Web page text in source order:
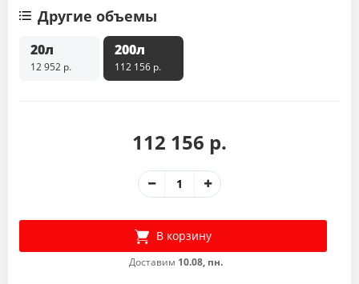
Другие объемы
20л
12 952 р.
200л
112 156 р.
112 156 р.
В корзину
Доставим 10.08, пн.